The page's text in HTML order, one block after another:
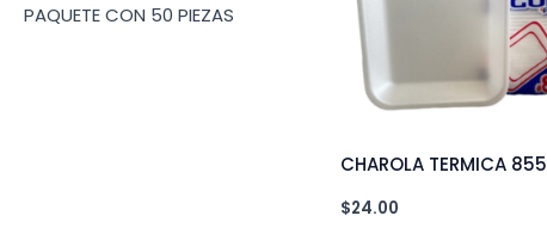
PAQUETE CON 50 PIEZAS
CHAROLA TERMICA 855
$24.00